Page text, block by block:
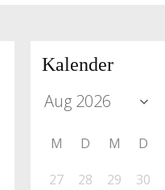
Kalender
M D M D
27 28 29 30